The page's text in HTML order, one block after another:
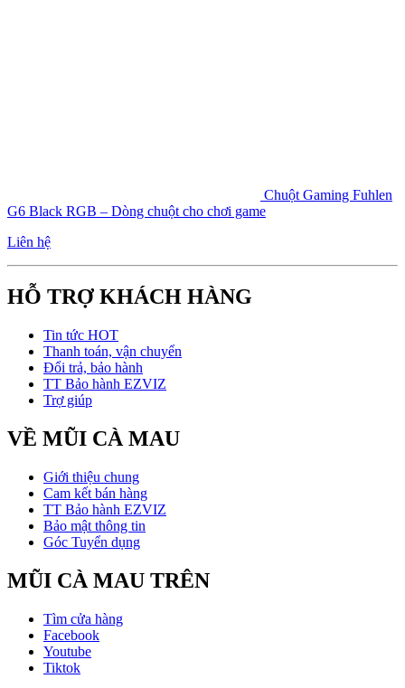
Chuột Gaming Fuhlen
G6 Black RGB – Dòng chuột cho chơi game
Liên hệ
HỖ TRỢ KHÁCH HÀNG
Tin tức HOT
Thanh toán, vận chuyển
Đổi trả, bảo hành
TT Bảo hành EZVIZ
Trợ giúp
VỀ MŨI CÀ MAU
Giới thiệu chung
Cam kết bán hàng
TT Bảo hành EZVIZ
Bảo mật thông tin
Góc Tuyển dụng
MŨI CÀ MAU TRÊN
Tìm cửa hàng
Facebook
Youtube
Tiktok